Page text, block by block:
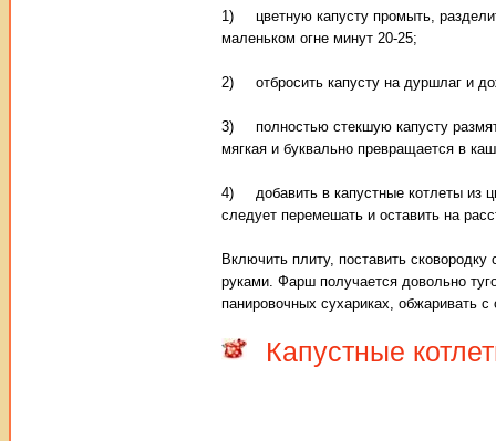
1) цветную капусту промыть,
маленьком огне минут 20-25;
2) отбросить капусту на дуршлаг и
3) полностью стекшую капусту
мягкая и буквально превращается в
4) добавить в капустные котлеты из
следует перемешать и оставить на
Включить плиту, поставить
руками. Фарш получается довольно
панировочных сухариках, обжаривать
Капустные